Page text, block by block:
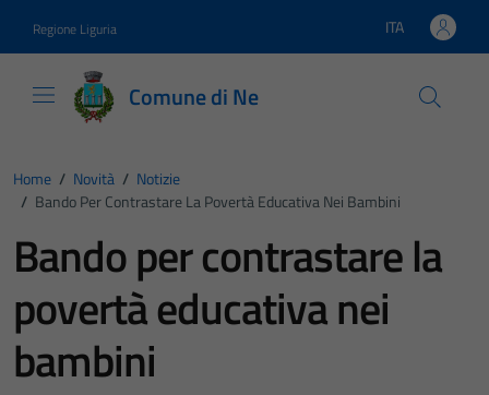
Regione Liguria Lingua attiva:
ITA
Comune di Ne
Home / Novità / Notizie
/ Bando Per Contrastare La Povertà Educativa Nei Bambini
Bando per contrastare la
povertà educativa nei
bambini